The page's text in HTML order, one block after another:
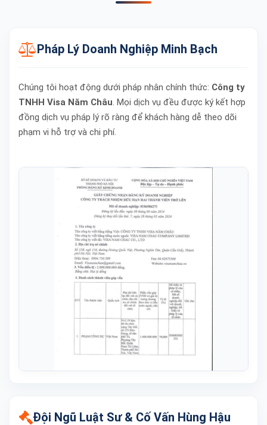
Pháp Lý Doanh Nghiệp Minh Bạch
Chúng tôi hoạt động dưới pháp nhân chính thức: Công ty
TNHH Visa Năm Châu. Mọi dịch vụ đều được ký kết hợp
đồng dịch vụ pháp lý rõ ràng để khách hàng dễ theo dõi
phạm vi hỗ trợ và chi phí.
Đội Ngũ Luật Sư & Cố Vấn Hùng Hậu